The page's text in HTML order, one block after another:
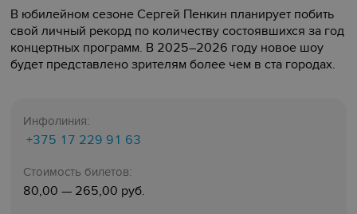
В юбилейном сезоне Сергей Пенкин планирует побить
свой личный рекорд по количеству состоявшихся за год
концертных программ. В 2025–2026 году новое шоу
будет представлено зрителям более чем в ста городах.
Инфолиния:
+375 17 229 91 63
Стоимость билетов:
80,00 — 265,00 руб.